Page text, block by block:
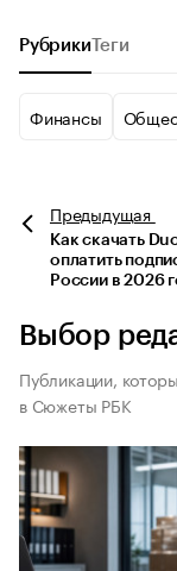
Рубрики Теги
Финансы
Предыдущая
Как скачать
оплатить
России в 2026
Выбор
Публикации,
в Сюжеты РБК